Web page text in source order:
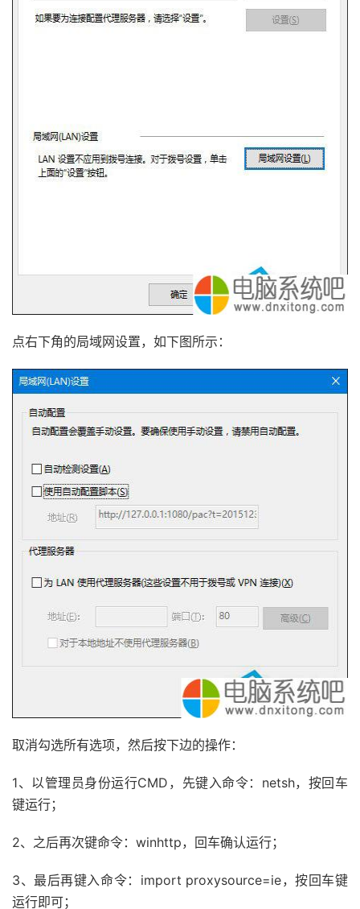
点右下角的局域网设置，如下图所示：
取消勾选所有选项，然后按下边的操作：
1、以管理员身份运行CMD，先键入命令：netsh，按回车
键运行；
2、之后再次键命令：winhttp，回车确认运行；
3、最后再键入命令：import proxysource=ie，按回车键
运行即可；